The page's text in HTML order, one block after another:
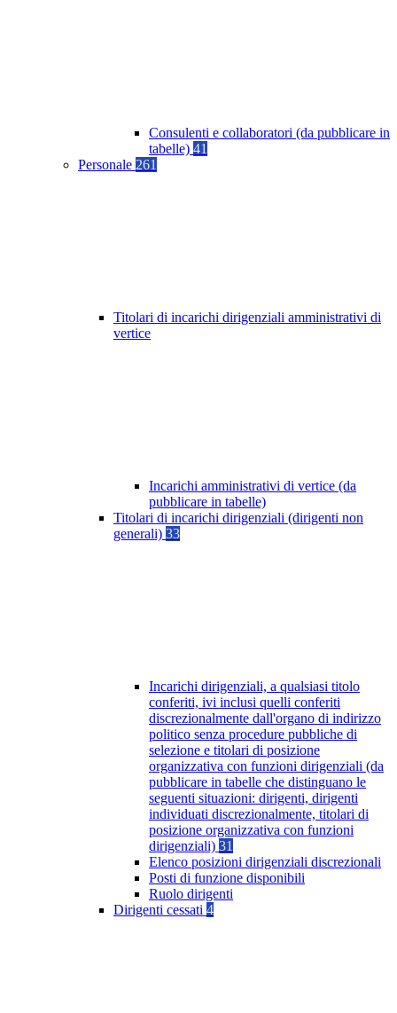
Consulenti e collaboratori (da pubblicare in
tabelle) 41
Personale 261
Titolari di incarichi dirigenziali amministrativi di
vertice
Incarichi amministrativi di vertice (da
pubblicare in tabelle)
Titolari di incarichi dirigenziali (dirigenti non
generali) 33
Incarichi dirigenziali, a qualsiasi titolo
conferiti, ivi inclusi quelli conferiti
discrezionalmente dall'organo di indirizzo
politico senza procedure pubbliche di
selezione e titolari di posizione
organizzativa con funzioni dirigenziali (da
pubblicare in tabelle che distinguano le
seguenti situazioni: dirigenti, dirigenti
individuati discrezionalmente, titolari di
posizione organizzativa con funzioni
dirigenziali) 31
Elenco posizioni dirigenziali discrezionali
Posti di funzione disponibili
Ruolo dirigenti
Dirigenti cessati 4